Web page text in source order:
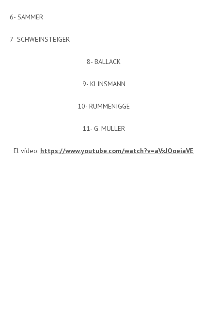
6- SAMMER
7- SCHWEINSTEIGER
8- BALLACK
9- KLINSMANN
10- RUMMENIGGE
11- G. MULLER
El vídeo: https://www.youtube.com/watch?v=aVxJOoeiaVE